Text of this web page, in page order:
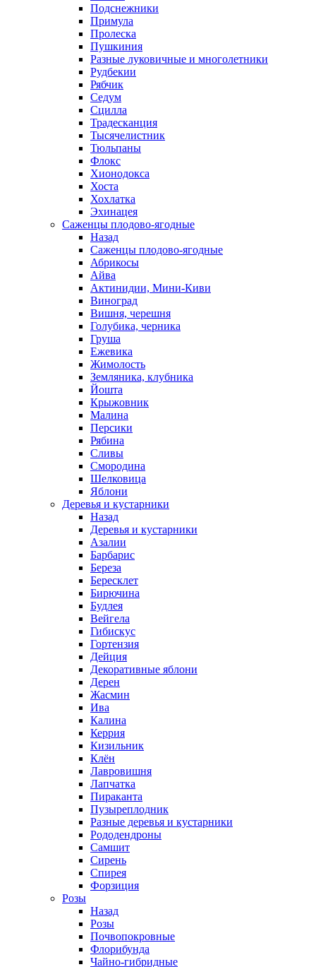
Подснежники
Примула
Пролеска
Пушкиния
Разные луковичные и многолетники
Рудбекии
Рябчик
Седум
Сцилла
Традесканция
Тысячелистник
Тюльпаны
Флокс
Хионодокса
Хоста
Хохлатка
Эхинацея
Саженцы плодово-ягодные
Назад
Саженцы плодово-ягодные
Абрикосы
Айва
Актинидии, Мини-Киви
Виноград
Вишня, черешня
Голубика, черника
Груша
Ежевика
Жимолость
Земляника, клубника
Йошта
Крыжовник
Малина
Персики
Рябина
Сливы
Смородина
Шелковица
Яблони
Деревья и кустарники
Назад
Деревья и кустарники
Азалии
Барбарис
Береза
Бересклет
Бирючина
Будлея
Вейгела
Гибискус
Гортензия
Дейция
Декоративные яблони
Дерен
Жасмин
Ива
Калина
Керрия
Кизильник
Клён
Лавровишня
Лапчатка
Пираканта
Пузыреплодник
Разные деревья и кустарники
Рододендроны
Самшит
Сирень
Спирея
Форзиция
Розы
Назад
Розы
Почвопокровные
Флорибунда
Чайно-гибридные